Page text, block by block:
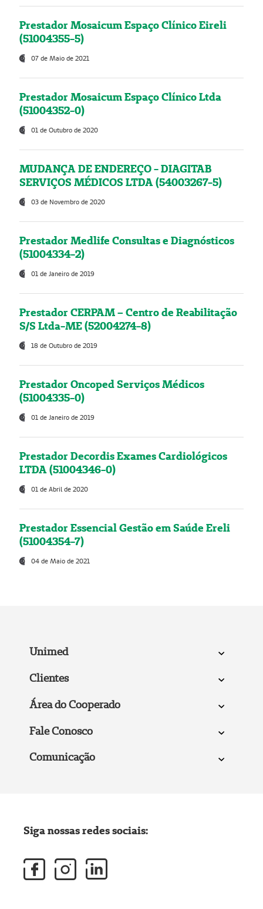
Prestador Mosaicum Espaço Clínico Eireli
(51004355-5)
07 de Maio de 2021
Prestador Mosaicum Espaço Clínico Ltda
(51004352-0)
01 de Outubro de 2020
MUDANÇA DE ENDEREÇO - DIAGITAB
SERVIÇOS MÉDICOS LTDA (54003267-5)
03 de Novembro de 2020
Prestador Medlife Consultas e Diagnósticos
(51004334-2)
01 de Janeiro de 2019
Prestador CERPAM – Centro de Reabilitação
S/S Ltda-ME (52004274-8)
18 de Outubro de 2019
Prestador Oncoped Serviços Médicos
(51004335-0)
01 de Janeiro de 2019
Prestador Decordis Exames Cardiológicos
LTDA (51004346-0)
01 de Abril de 2020
Prestador Essencial Gestão em Saúde Ereli
(51004354-7)
04 de Maio de 2021
Unimed
Clientes
Área do Cooperado
Fale Conosco
Comunicação
Siga nossas redes sociais: